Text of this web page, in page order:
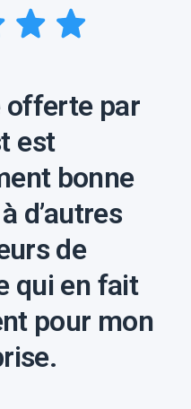
offerte par
est
bonne
d’autres
de
qui en fait
pour mon